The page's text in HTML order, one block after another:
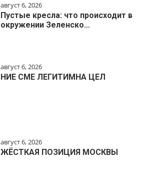
август 6, 2026
Пустые кресла: что происходит в
окружении Зеленско…
август 6, 2026
НИЕ СМЕ ЛЕГИТИМНА ЦЕЛ
август 6, 2026
ЖЁСТКАЯ ПОЗИЦИЯ МОСКВЫ